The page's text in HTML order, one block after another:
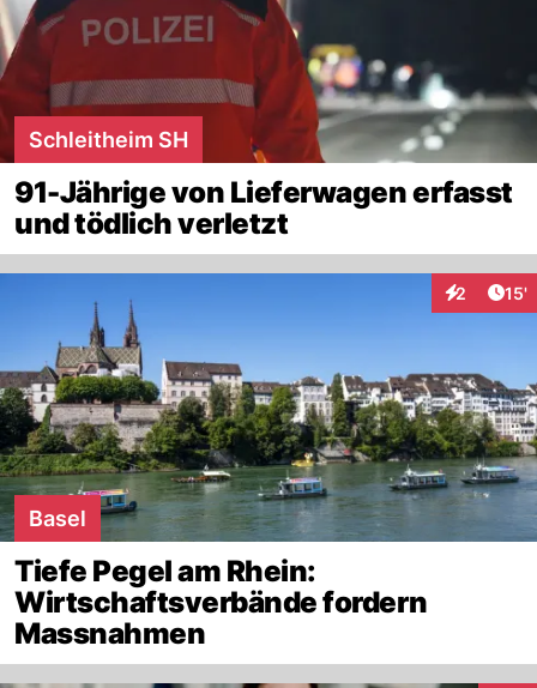
Schleitheim SH
91-Jährige von Lieferwagen erfasst
und tödlich verletzt
2 15'
Basel
Tiefe Pegel am Rhein:
Wirtschaftsverbände fordern
Massnahmen